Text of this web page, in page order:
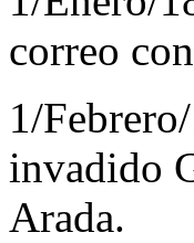
correo
1/
invadido
Arada.